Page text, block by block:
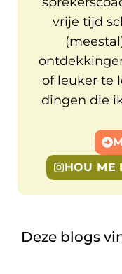
vrije tijd
of leuker te
dingen die
HOU ME
Deze blogs